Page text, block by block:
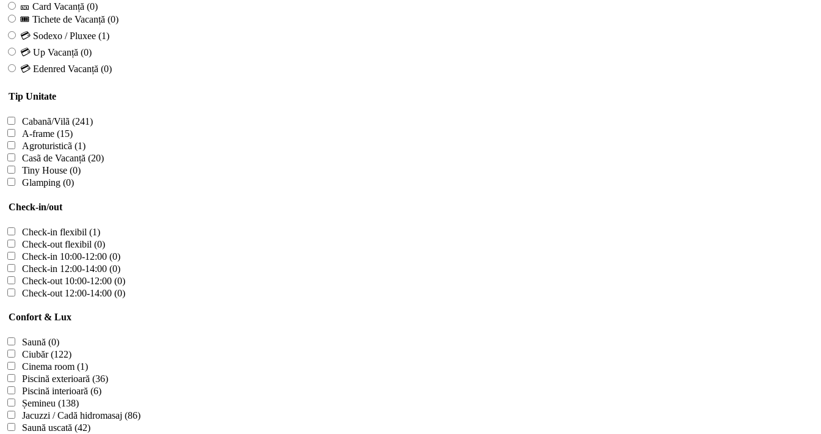
🎫 Card Vacanță (0)
🎟 Tichete de Vacanță (0)
💳 Sodexo / Pluxee (1)
💳 Up Vacanță (0)
💳 Edenred Vacanță (0)
Tip Unitate
Cabanã/Vilã (241)
A-frame (15)
Agroturisticã (1)
Casã de Vacanță (20)
Tiny House (0)
Glamping (0)
Check-in/out
Check-in flexibil (1)
Check-out flexibil (0)
Check-in 10:00-12:00 (0)
Check-in 12:00-14:00 (0)
Check-out 10:00-12:00 (0)
Check-out 12:00-14:00 (0)
Confort & Lux
Saună (0)
Ciubăr(122)
Cinema room (1)
Piscină exterioară (36)
Piscină interioară (6)
Șemineu (138)
Jacuzzi / Cadă hidromasaj (86)
Saună uscată (42)